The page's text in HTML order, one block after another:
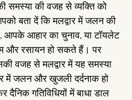
समस्या की वजह से व्यक्ति को
बता दें कि मलद्वार में जलन की
आपके आहार का चुनाव, या टॉयलेट
और रसायन हो सकते हैं। पर
वजह से मलद्वार में यह समस्या
में जलन और खुजली दर्दनाक हो
गतिविधियों में बाधा डाल